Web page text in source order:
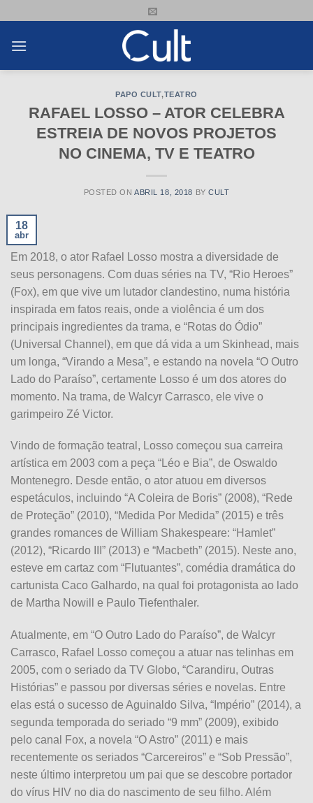
content
PAPO CULT,TEATRO
RAFAEL LOSSO – ATOR CELEBRA
ESTREIA DE NOVOS PROJETOS
NO CINEMA, TV E TEATRO
POSTED ONABRIL 18, 2018 BYCULT
18
abr
Em 2018, o ator Rafael Losso mostra a diversidade de
seus personagens. Com duas séries na TV, “Rio Heroes”
(Fox), em que vive um lutador clandestino, numa história
inspirada em fatos reais, onde a violência é um dos
principais ingredientes da trama, e “Rotas do Ódio”
(Universal Channel), em que dá vida a um Skinhead, mais
um longa, “Virando a Mesa”, e estando na novela “O Outro
Lado do Paraíso”, certamente Losso é um dos atores do
momento. Na trama, de Walcyr Carrasco, ele vive o
garimpeiro Zé Victor.
Vindo de formação teatral, Losso começou sua carreira
artística em 2003 com a peça “Léo e Bia”, de Oswaldo
Montenegro. Desde então, o ator atuou em diversos
espetáculos, incluindo “A Coleira de Boris” (2008), “Rede
de Proteção” (2010), “Medida Por Medida” (2015) e três
grandes romances de William Shakespeare: “Hamlet”
(2012), “Ricardo III” (2013) e “Macbeth” (2015). Neste ano,
esteve em cartaz com “Flutuantes”, comédia dramática do
cartunista Caco Galhardo, na qual foi protagonista ao lado
de Martha Nowill e Paulo Tiefenthaler.
Atualmente, em “O Outro Lado do Paraíso”, de Walcyr
Carrasco, Rafael Losso começou a atuar nas telinhas em
2005, com o seriado da TV Globo, “Carandiru, Outras
Histórias” e passou por diversas séries e novelas. Entre
elas está o sucesso de Aguinaldo Silva, “Império” (2014), a
segunda temporada do seriado “9 mm” (2009), exibido
pelo canal Fox, a novela “O Astro” (2011) e mais
recentemente os seriados “Carcereiros” e “Sob Pressão”,
neste último interpretou um pai que se descobre portador
do vírus HIV no dia do nascimento de seu filho. Além